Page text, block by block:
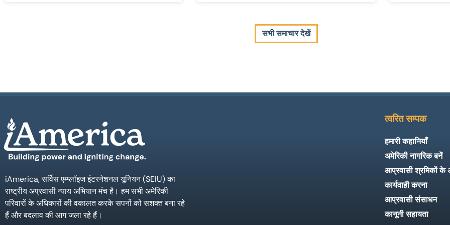
सभी समाचार देखें
iAmerica, सर्विस एम्प्लॉइज इंटरनेशनल यूनियन (SEIU) का
राष्ट्रीय अप्रवासी न्याय अभियान मंच है। हम सभी अमेरिकी
परिवारों के अधिकारों की वकालत करके सपनों को सशक्त बना रहे
हैं और बदलाव की आग जला रहे हैं।
त्वरित सम्पक
हमारी कहानियाँ
अमेरिकी नागरिक बनें
आप्रवासी श्रमिकों के
कार्यवाही करना
आप्रवासी संसाधन
कानूनी सहायता